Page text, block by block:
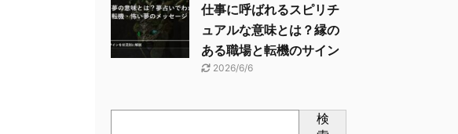
仕事に呼ばれるスピリチ
ュアルな意味とは？縁の
ある職場と転機のサイン
2026/6/6
検